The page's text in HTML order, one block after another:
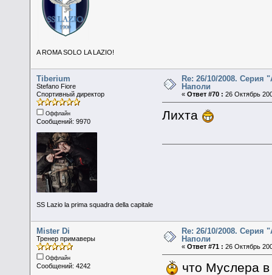
A ROMA SOLO LA LAZIO!
Tiberium
Stefano Fiore
Спортивный директор
Оффлайн
Сообщений: 9970
SS Lazio la prima squadra della capitale
Re: 26/10/2008. Серия
Наполи
«Ответ #70 : 26 Октябрь
Лихта
Mister Di
Тренер примаверы
Оффлайн
Сообщений: 4242
Re: 26/10/2008. Серия
Наполи
«Ответ #71 : 26 Октябрь
что Муслера